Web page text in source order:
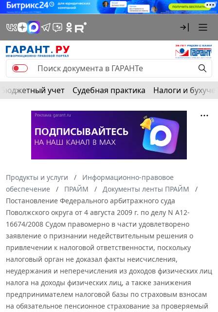
Бюджетный учет Судебная практика Налоги и
Продукты и услуги
Информационно-правовое
обеспечение
ПРАЙМ
Документы ленты ПРАЙМ
Постановление Федерального арбитражного суда
Поволжского округа от 4 августа 2009 г. по делу N А12-
16674/2008 Судом правомерно в части удовлетворено
заявление о признании недействительным решения о
привлечении к налоговой ответственности, поскольку
налоговый орган не доказал факты неисчисления,
неудержания и неперечисления из доходов физических лиц
налога на доходы физических лиц, а также занижения
предпринимателем налоговой базы по страховым взносам
на обязательное пенсионное страхование за проверяемый